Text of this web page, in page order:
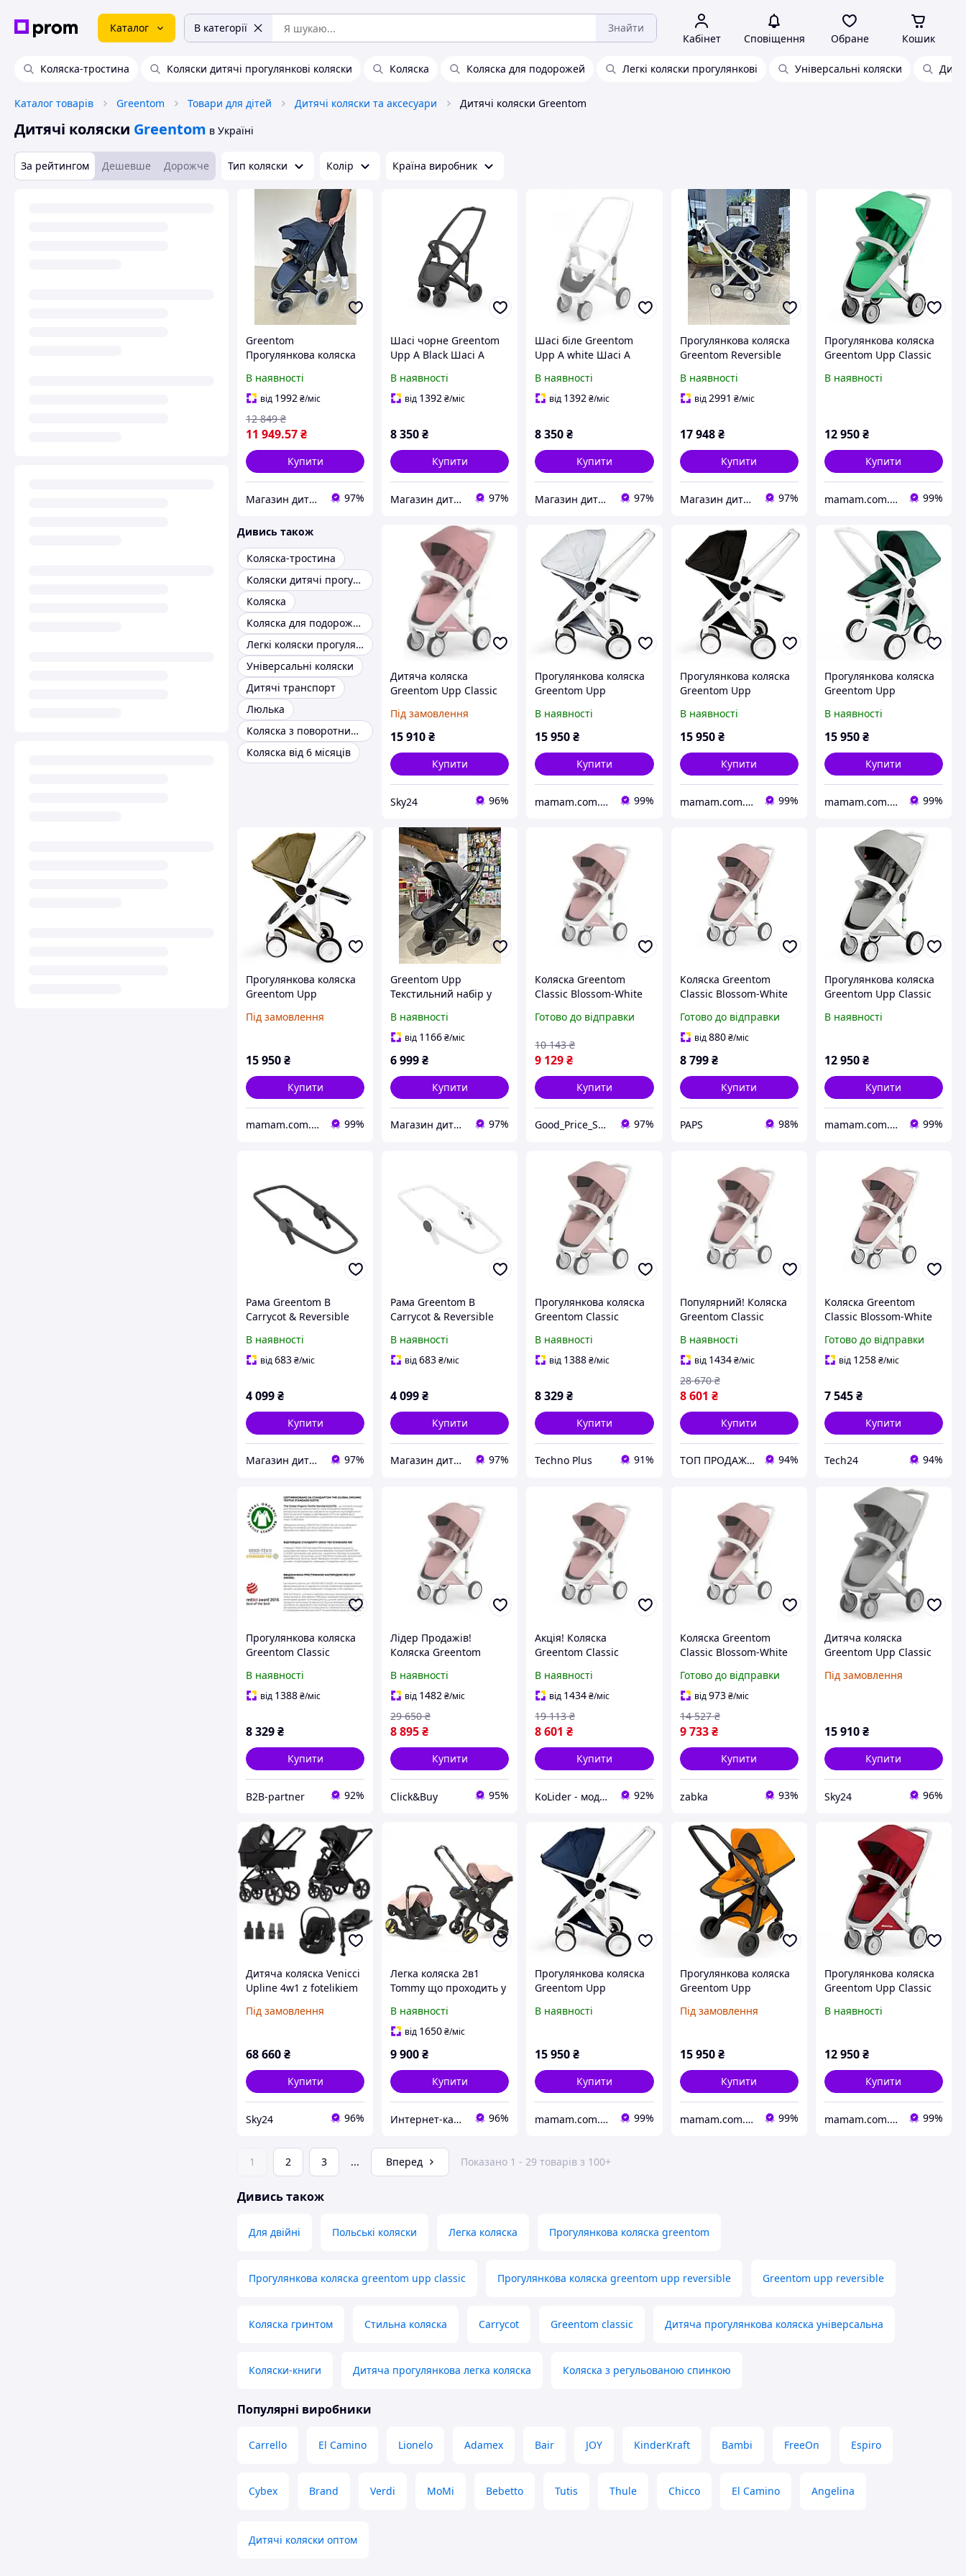
Каталог В категорії Знайти
Кабінет Сповіщення Обране Кошик
Коляска-тростина Коляски дитячі прогулянкові коляски Коляска Коляска для подорожей Легкі коляски прогулянкові Універсальні коляски
Каталог товарів Greentom Товари для дітей Дитячі коляски та аксесуари Дитячі коляски Greentom
Дитячі коляски Greentom в Україні
За рейтингом Дешевше Дорожче Тип коляски Колір Країна виробник
Greentom
Прогулянкова коляска
В наявності
від 1992₴/міс
11 949.57₴
12 849 ₴
Купити
Магазин дитячих товарів "ВізОк" 97%
Шасі чорне Greentom
Upp A Black Шасі А
В наявності
від 1392₴/міс
8 350₴
Купити
Магазин дитячих товарів "ВізОк" 97%
Шасі біле Greentom
Upp A white Шасі А
В наявності
від 1392₴/міс
8 350₴
Купити
Магазин дитячих товарів "ВізОк" 97%
Прогулянкова коляска
Greentom Reversible
В наявності
від2991 ₴/міс
17 948 ₴
Купити
Магазин дитячих товарів "ВізОк" 97%
Прогулянкова коляска
Greentom Upp Classic
В наявності
12 950₴
Купити
mamam.com.ua 99%
Дивись також
Коляска-тростина
Коляски дитячі прогулянкові коляски
Коляска
Коляска для подорожей
Легкі коляски прогулянкові
Універсальні коляски
Дитячі транспорт
Люлька
Коляска з поворотними колесами
Коляска від 6 місяців
Дитяча коляска
Greentom Upp Classic
Różowy Spacerowy
Під замовлення
15 910₴
Купити
Sky24 96%
Прогулянкова коляска
Greentom Upp
Grey
В наявності
15 950₴
Купити
mamam.com.ua 99%
Прогулянкова коляска
Greentom Upp
Black
В наявності
15 950 ₴
Купити
mamam.com.ua 99%
Прогулянкова коляска
Greentom Upp
Sage
В наявності
15 950₴
Купити
mamam.com.ua 99%
Прогулянкова коляска
Greentom Upp
Olive
Під замовлення
15 950₴
Купити
mamam.com.ua 99%
Greentom Upp
Текстильний набір у
Limited edition -
Charcoal
В наявності
від 1166₴/міс
6 999₴
Купити
Магазин дитячих товарів "ВізОк" 97%
Коляска Greentom
Classic Blossom-White
Готово до відправки
9 129₴
10 143 ₴
Купити
Good_Price_Shop 97%
Коляска Greentom
Classic Blossom-White
Готово до відправки
від880 ₴/міс
8 799 ₴
Купити
PAPS 98%
Прогулянкова коляска
Greentom Upp Classic
В наявності
12 950₴
Купити
mamam.com.ua 99%
Рама Greentom B
Carrycot & Reversible
В наявності
від683₴/міс
4 099₴
Купити
Магазин дитячих товарів "ВізОк" 97%
Рама Greentom B
Carrycot & Reversible
В наявності
від683₴/міс
4 099₴
Купити
Магазин дитячих товарів "ВізОк" 97%
Прогулянкова коляска
Greentom Classic
(8719323770829)
В наявності
від 1388₴/міс
8 329₴
Купити
Techno Plus 91%
Популярний! Коляска
Greentom Classic
(8719323770829) -
Краща якість тільки на
Nukleon.com.ua
В наявності
від 1434 ₴/міс
8 601 ₴
28 670 ₴
Купити
ТОП ПРОДАЖ | Інтернет-супермаркет «NUKLEON» 94%
Коляска Greentom
Classic Blossom-White
Готово до відправки
від 1258₴/міс
7 545₴
Купити
Tech24 94%
Прогулянкова коляска
Greentom Classic
(8719323770829)
В наявності
від 1388₴/міс
8 329₴
Купити
B2B-partner 92%
Лідер Продажів!
Коляска Greentom
(8719323770829) -
КлікБай
В наявності
від 1482₴/міс
8 895₴
29 650 ₴
Купити
Click&Buy 95%
Акція! Коляска
Greentom Classic
(8719323770829) - За
кращою ціною!
В наявності
від 1434₴/міс
8 601 ₴
19 113 ₴
Купити
KoLider - модний магазин 92%
Коляска Greentom
Classic Blossom-White
Готово до відправки
від973 ₴/міс
9 733 ₴
14 527 ₴
Купити
zabka 93%
Дитяча коляска
Greentom Upp Classic
Під замовлення
15 910₴
Купити
Sky24 96%
Дитяча коляска Venicci
Upline 4w1 z fotelikiem
bazą G All Black
Під замовлення
68 660₴
Купити
Sky24 96%
Легка коляска 2в1
Tommy що проходить у
263036PAH0
В наявності
від 1650₴/міс
9 900₴
Купити
Интернет-ка​талог ски​д​​ок "ХО-РО-ШО!" 96%
Прогулянкова коляска
Greentom Upp
Blue
В наявності
15 950₴
Купити
mamam.com.ua 99%
Прогулянкова коляска
Greentom Upp
Sunflower
Під замовлення
15 950 ₴
Купити
mamam.com.ua 99%
Прогулянкова коляска
Greentom Upp Classic
В наявності
12 950₴
Купити
mamam.com.ua 99%
1 2 3 ... Вперед Показано 1 - 29 товарів з 100+
Дивись також
Для двійні Польські коляски Легка коляска Прогулянкова коляска greentom
Прогулянкова коляска greentom upp classic Прогулянкова коляска greentom upp reversible Greentom upp reversible
Коляска гринтом Стильна коляска Carrycot Greentom classic Дитяча прогулянкова коляска універсальна
Коляски-книги Дитяча прогулянкова легка коляска Коляска з регульованою спинкою
Популярні виробники
Carrello El Camino Lionelo Adamex Bair JOY KinderKraft Bambi FreeOn Espiro
Cybex Brand Verdi MoMi Bebetto Tutis Thule Chicco El Camino Angelina
Дитячі коляски оптом